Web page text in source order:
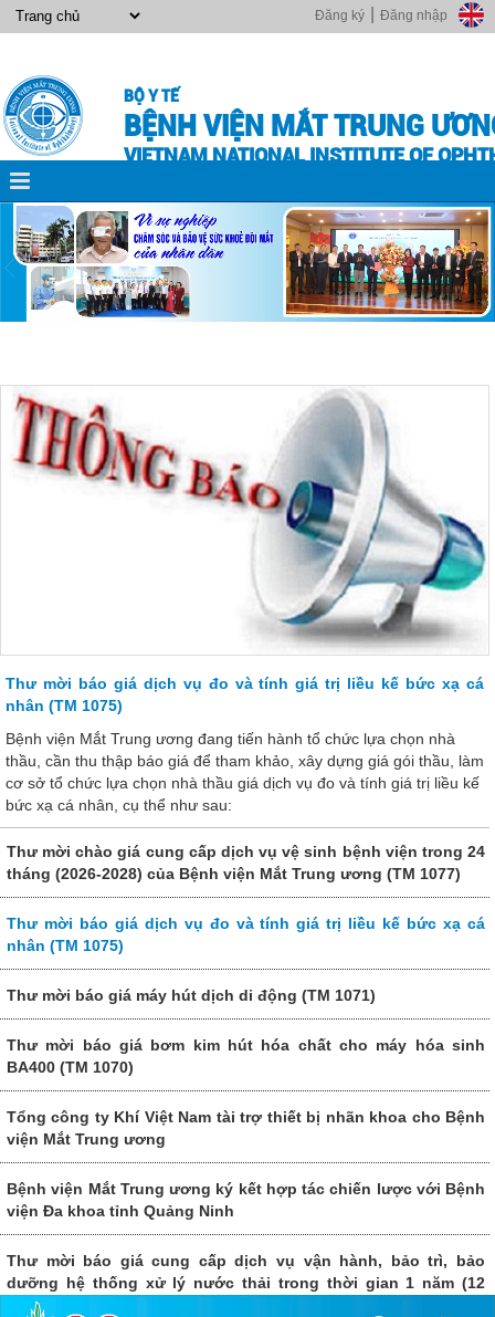
Đăng nhập
Đăng ký
BỘ Y TẾ
BỆNH VIỆN MẮT TRUNG
VIETNAM NATIONAL INSTITUTE OF
Thư mời báo giá dịch vụ đo và tính giá trị liều kế bức xạ cá
nhân (TM 1075)
Bệnh viện Mắt Trung ương đang tiến hành tổ chức lựa chọn nhà
thầu, cần thu thập báo giá để tham khảo, xây dựng giá gói thầu, làm
cơ sở tổ chức lựa chọn nhà thầu giá dịch vụ đo và tính giá trị liều kế
bức xạ cá nhân, cụ thể như sau:
Thư mời chào giá cung cấp dịch vụ vệ sinh bệnh viện trong 24
tháng (2026-2028) của Bệnh viện Mắt Trung ương (TM 1077)
Thư mời báo giá dịch vụ đo và tính giá trị liều kế bức xạ cá
nhân (TM 1075)
Thư mời báo giá máy hút dịch di động (TM 1071)
Thư mời báo giá bơm kim hút hóa chất cho máy hóa sinh
BA400 (TM 1070)
Tổng công ty Khí Việt Nam tài trợ thiết bị nhãn khoa cho Bệnh
viện Mắt Trung ương
Bệnh viện Mắt Trung ương ký kết hợp tác chiến lược với Bệnh
viện Đa khoa tỉnh Quảng Ninh
Thư mời báo giá cung cấp dịch vụ vận hành, bảo trì, bảo
dưỡng hệ thống xử lý nước thải trong thời gian 1 năm (12
tháng) giai đoạn 2026-2027 của Bệnh viện Mắt Trung ương.